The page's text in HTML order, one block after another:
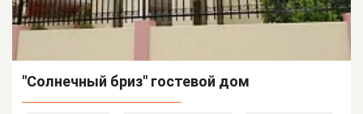
"Солнечный бриз" гостевой дом